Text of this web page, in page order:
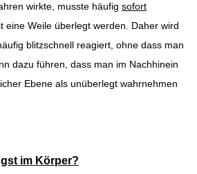
wirkte, musste häufig sofort
eine Weile überlegt werden. Daher wird
blitzschnell reagiert, ohne dass man
dazu führen, dass man im Nachhinein
Ebene als unüberlegt wahrnehmen
im Körper?